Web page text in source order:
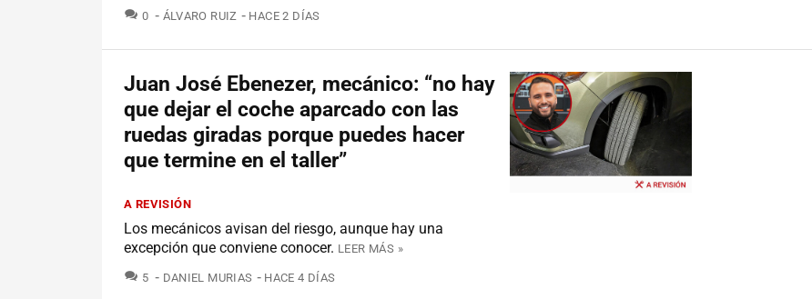
0 COMENTARIOS
ÁLVARO RUIZ HACE 2 DÍAS
Juan José Ebenezer, mecánico: “no hay
que dejar el coche aparcado con las
ruedas giradas porque puedes hacer
que termine en el taller”
A REVISIÓN
Los mecánicos avisan del riesgo, aunque hay una
excepción que conviene conocer. LEER MÁS »
5 COMENTARIOS
DANIEL MURIAS HACE 4 DÍAS